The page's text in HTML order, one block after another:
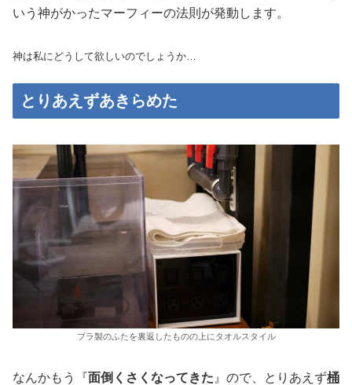
いう神がかったマーフィーの法則が発動します。
神は私にどうして欲しいのでしょうか…
とりあえずあきらめた
プラ製のふたを裏返したものの上にタオルスタイル
なんかもう『面倒くさくなってきた 』ので、とりあえず桶